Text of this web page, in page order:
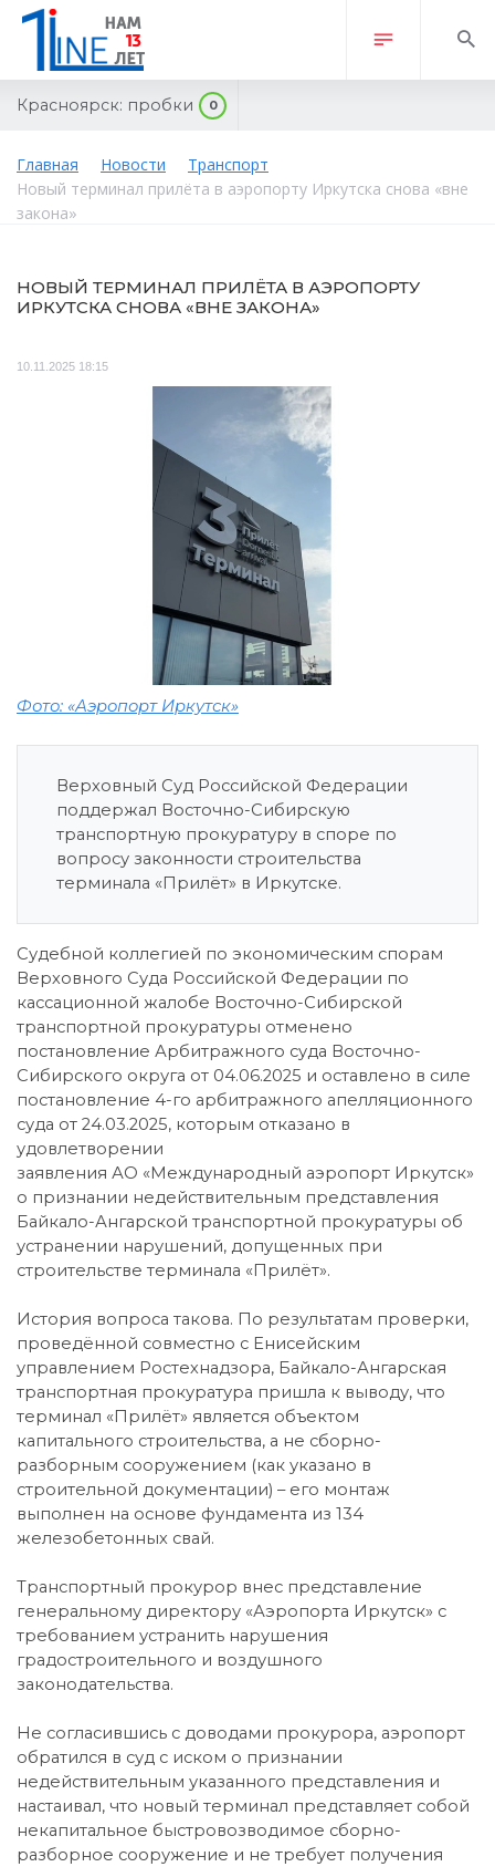
Красноярск: пробки 0
Главная Новости
Транспорт
Новый терминал прилёта в аэропорту Иркутска снова «вне
закона»
НОВЫЙ ТЕРМИНАЛ ПРИЛЁТА В АЭРОПОРТУ
ИРКУТСКА СНОВА «ВНЕ ЗАКОНА»
10.11.2025 18:15
Фото: «Аэропорт Иркутск»
Верховный Суд Российской Федерации
поддержал Восточно-Сибирскую
транспортную прокуратуру в споре по
вопросу законности строительства
терминала «Прилёт» в Иркутске.
Судебной коллегией по экономическим спорам
Верховного Суда Российской Федерации по
кассационной жалобе Восточно-Сибирской
транспортной прокуратуры отменено
постановление Арбитражного суда Восточно-
Сибирского округа от 04.06.2025 и оставлено в силе
постановление 4-го арбитражного апелляционного
суда от 24.03.2025, которым отказано в
удовлетворении
заявления АО «Международный аэропорт Иркутск»
о признании недействительным представления
Байкало-Ангарской транспортной прокуратуры об
устранении нарушений, допущенных при
строительстве терминала «Прилёт».
История вопроса такова. По результатам проверки,
проведённой совместно с Енисейским
управлением Ростехнадзора, Байкало-Ангарская
транспортная прокуратура пришла к выводу, что
терминал «Прилёт» является объектом
капитального строительства, а не сборно-
разборным сооружением (как указано в
строительной документации) – его монтаж
выполнен на основе фундамента из 134
железобетонных свай.
Транспортный прокурор внес представление
генеральному директору «Аэропорта Иркутск» с
требованием устранить нарушения
градостроительного и воздушного
законодательства.
Не согласившись с доводами прокурора, аэропорт
обратился в суд с иском о признании
недействительным указанного представления и
настаивал, что новый терминал представляет собой
некапитальное быстровозводимое сборно-
разборное сооружение и не требует получения